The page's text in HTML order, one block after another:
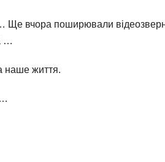
Ще вчора поширювали
…
наше життя.